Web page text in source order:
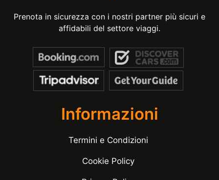
Prenota in sicurezza con i nostri partner più sicuri e
affidabili del settore viaggi.
Informazioni
Termini e Condizioni
Cookie Policy